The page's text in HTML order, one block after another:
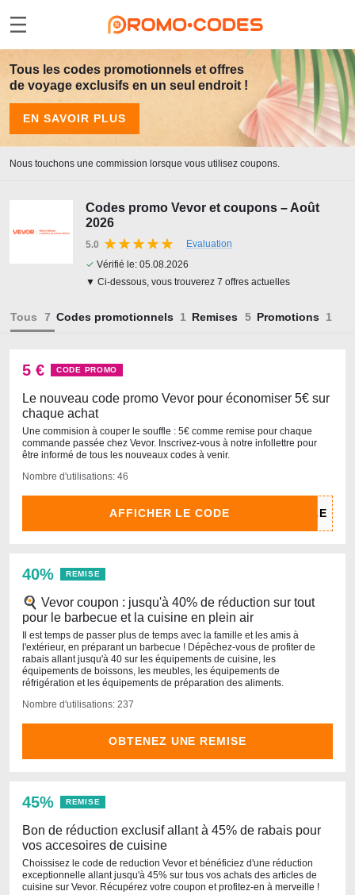
Tous les codes promotionnels et offres
de voyage exclusifs en un seul endroit !
EN SAVOIR PLUS
Nous touchons une commission lorsque vous utilisez coupons.
Codes promo Vevor et coupons – Août
2026
5.0
Evaluation
✓ Vérifié le: 05.08.2026
▼ Ci-dessous, vous trouverez 7 offres actuelles
Tous Codes promotionnels Remises Promotions
5 € CODE PROMO
Le nouveau code promo Vevor pour économiser 5€ sur
chaque achat
Une commision à couper le souffle : 5€ comme remise pour chaque
commande passée chez Vevor. Inscrivez-vous à notre infollettre pour
être informé de tous les nouveaux codes à venir.
Nombre d'utilisations: 46
AFFICHER LE CODE
40% REMISE
🍳 Vevor coupon : jusqu'à 40% de réduction sur tout
pour le barbecue et la cuisine en plein air
Il est temps de passer plus de temps avec la famille et les amis à
l'extérieur, en préparant un barbecue ! Dépêchez-vous de profiter de
rabais allant jusqu'à 40 sur les équipements de cuisine, les
équipements de boissons, les meubles, les équipements de
réfrigération et les équipements de préparation des aliments.
Nombre d'utilisations: 237
OBTENEZ UNE REMISE
45% REMISE
Bon de réduction exclusif allant à 45% de rabais pour
vos accesoires de cuisine
Choissisez le code de reduction Vevor et bénéficiez d'une réduction
exceptionnelle allant jusqu'à 45% sur tous vos achats des articles de
cuisine sur Vevor. Récupérez votre coupon et profitez-en à merveille !